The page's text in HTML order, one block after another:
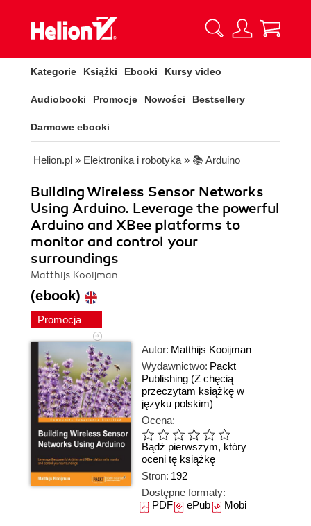
Kategorie Książki Ebooki Kursy video
Audiobooki Promocje Nowości Bestsellery
Darmowe ebooki
Helion.pl » Elektronika i robotyka » 📚 Arduino
Building Wireless Sensor Networks
Using Arduino. Leverage the powerful
Arduino and XBee platforms to
monitor and control your
surroundings
Matthijs Kooijman
(ebook)
Promocja
Autor: Matthijs Kooijman
Wydawnictwo: Packt
Publishing (Z chęcią
przeczytam książkę w
języku polskim)
Ocena:
Bądź pierwszym, który
oceni tę książkę
Stron: 192
Dostępne formaty:
PDFePubMobi